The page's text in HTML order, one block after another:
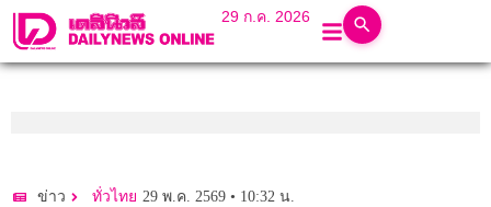
29 ก.ค. 2026
ข่าว ทั่วไทย 29 พ.ค. 2569 • 10:32 น.